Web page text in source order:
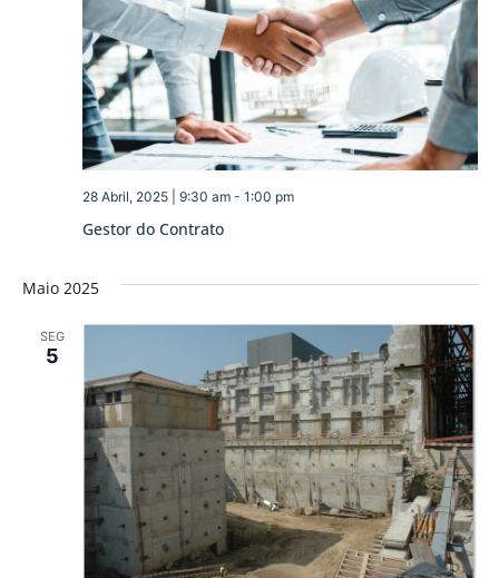
Gestor do Contrato
28 Abril, 2025 | 9:30 am- 1:00 pm
Maio 2025
SEG
5